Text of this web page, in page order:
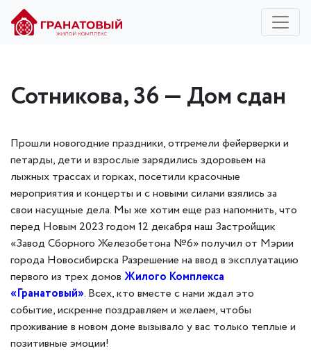
Сотникова, 36 — Дом сдан
Прошли новогодние праздники, отгремели фейерверки и
петарды, дети и взрослые зарядились здоровьем на
лыжных трассах и горках, посетили красочные
мероприятия и концерты и с новыми силами взялись за
свои насущные дела. Мы же хотим еще раз напомнить, что
перед Новым 2023 годом 12 декабря наш Застройщик
«Завод Сборного Железобетона №6» получил от Мэрии
города Новосибирска Разрешение на ввод в эксплуатацию
первого из трех домов Жилого Комплекса
«Гранатовый». Всех, кто вместе с нами ждал это
событие, искренне поздравляем и желаем, чтобы
проживание в новом доме вызывало у вас только теплые и
позитивные эмоции!